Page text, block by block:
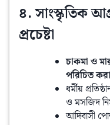
৪. সাংস্কৃতিক
প্রচেষ্টা
চাকমা ও
পরিচিত
ধর্মীয়
ও মসজিদ
আদিবাসী